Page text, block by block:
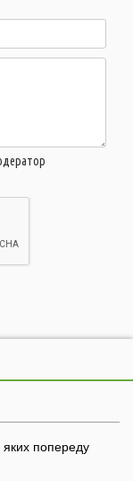
яких попереду